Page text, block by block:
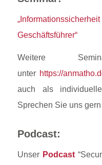
Geschäftsführer“
Weitere
unter https://
auch als
Sprechen Sie uns gern
Podcast:
Unser Podcast